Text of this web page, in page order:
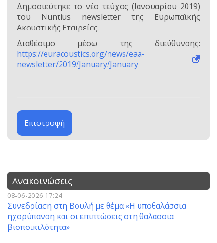
Δημοσιεύτηκε το νέο τεύχος (Ιανουαρίου 2019)
του Nuntius newsletter της Ευρωπαϊκής
Ακουστικής Εταιρείας.
Διαθέσιμο μέσω της διεύθυνσης:
https://euracoustics.org/news/eaa-
newsletter/2019/January/January
Επιστροφή
Ανακοινώσεις
08-06-2026 17:24
Συνεδρίαση στη Βουλή με θέμα «Η υποθαλάσσια
ηχορύπανση και οι επιπτώσεις στη θαλάσσια
βιοποικιλότητα»